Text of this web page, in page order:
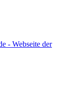
- Webseite der